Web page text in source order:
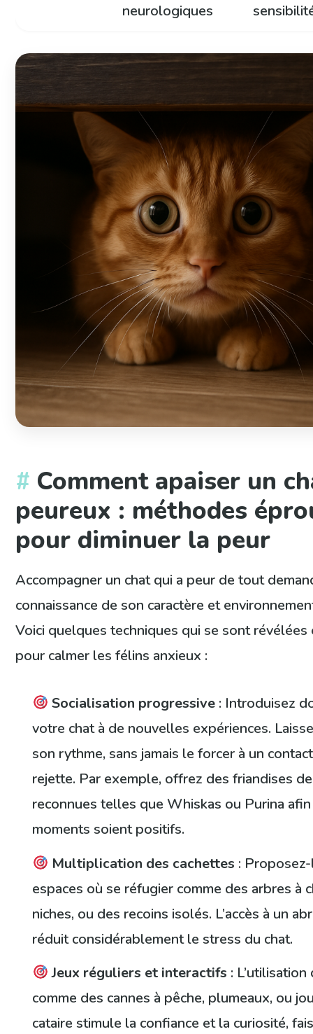
neurologiques
Comment apaiser un
peureux : méthodes
pour diminuer la peur
Accompagner un chat qui a peur de tout
connaissance de son caractère et
Voici quelques techniques qui se sont révélées
pour calmer les félins anxieux :
Socialisation progressive : Introduisez
votre chat à de nouvelles expériences.
son rythme, sans jamais le forcer à un
rejette. Par exemple, offrez des friandises
reconnues telles que Whiskas ou Purina
moments soient positifs.
Multiplication des cachettes :
espaces où se réfugier comme des arbres à
niches, ou des recoins isolés. L’accès à un
réduit considérablement le stress du chat.
Jeux réguliers et interactifs : L’utilisation
comme des cannes à pêche, plumeaux, ou
cataire stimule la confiance et la curiosité,